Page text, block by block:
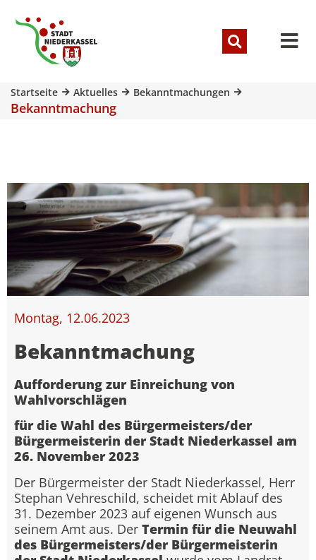
Startseite Aktuelles Bekanntmachungen
Bekanntmachung
Montag, 12.06.2023
Bekanntmachung
Aufforderung zur Einreichung von
Wahlvorschlägen
für die Wahl des Bürgermeisters/der
Bürgermeisterin der Stadt Niederkassel am
26. November 2023
Der Bürgermeister der Stadt Niederkassel, Herr
Stephan Vehreschild, scheidet mit Ablauf des
31. Dezember 2023 auf eigenen Wunsch aus
seinem Amt aus. Der Termin für die Neuwahl
des Bürgermeisters/der Bürgermeisterin